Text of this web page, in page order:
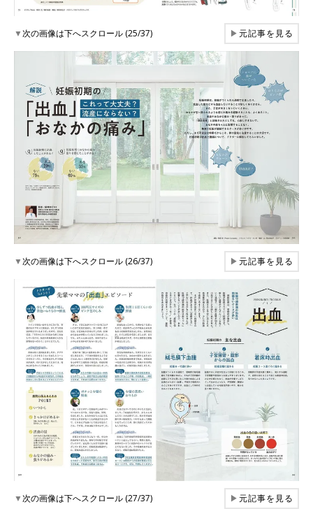
▼次の画像は下へスクロール (25/37) ▶元記事を見る
▼次の画像は下へスクロール (26/37) ▶元記事を見る
▼次の画像は下へスクロール (27/37) ▶元記事を見る